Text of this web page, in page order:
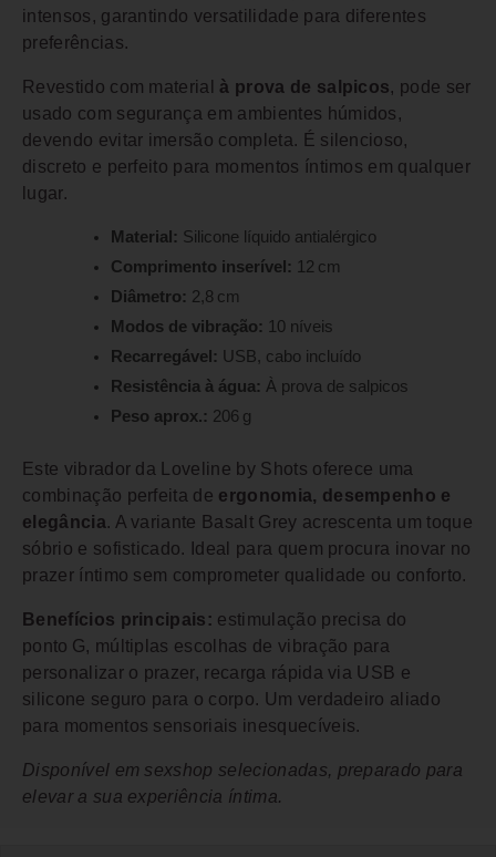
intensos, garantindo versatilidade para diferentes
preferências.
Revestido com material à prova de salpicos, pode ser
usado com segurança em ambientes húmidos,
devendo evitar imersão completa. É silencioso,
discreto e perfeito para momentos íntimos em qualquer
lugar.
Material: Silicone líquido antialérgico
Comprimento inserível: 12 cm
Diâmetro: 2,8 cm
Modos de vibração: 10 níveis
Recarregável: USB, cabo incluído
Resistência à água: À prova de salpicos
Peso aprox.: 206 g
Este vibrador da Loveline by Shots oferece uma
combinação perfeita de ergonomia, desempenho e
elegância. A variante Basalt Grey acrescenta um toque
sóbrio e sofisticado. Ideal para quem procura inovar no
prazer íntimo sem comprometer qualidade ou conforto.
Benefícios principais: estimulação precisa do
ponto G, múltiplas escolhas de vibração para
personalizar o prazer, recarga rápida via USB e
silicone seguro para o corpo. Um verdadeiro aliado
para momentos sensoriais inesquecíveis.
Disponível em sexshop selecionadas, preparado para
elevar a sua experiência íntima.